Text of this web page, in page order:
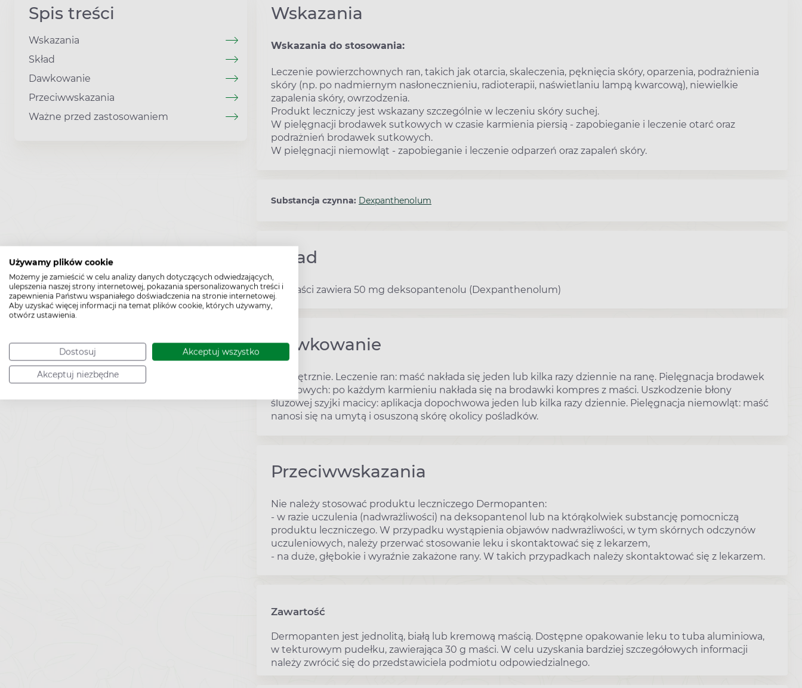
Używamy plików cookie
Możemy je zamieścić w celu analizy danych dotyczących odwiedzających,
ulepszenia naszej strony internetowej, pokazania spersonalizowanych treści i
zapewnienia Państwu wspaniałego doświadczenia na stronie internetowej.
Aby uzyskać więcej informacji na temat plików cookie, których używamy,
otwórz ustawienia.
Dostosuj Akceptuj wszystko
Akceptuj niezbędne
Spis treści
Wskazania
Skład
Dawkowanie
Przeciwwskazania
Ważne przed zastosowaniem
Wskazania
Wskazania do stosowania:
Leczenie powierzchownych ran, takich jak otarcia, skaleczenia, pęknięcia skóry, oparzenia, podrażnienia
skóry (np. po nadmiernym nasłonecznieniu, radioterapii, naświetlaniu lampą kwarcową), niewielkie
zapalenia skóry, owrzodzenia.
Produkt leczniczy jest wskazany szczególnie w leczeniu skóry suchej.
W pielęgnacji brodawek sutkowych w czasie karmienia piersią - zapobieganie i leczenie otarć oraz
podrażnień brodawek sutkowych.
W pielęgnacji niemowląt - zapobieganie i leczenie odparzeń oraz zapaleń skóry.
Substancja czynna: Dexpanthenolum
Skład
1 g maści zawiera 50 mg deksopantenolu (Dexpanthenolum)
Dawkowanie
Zewnętrznie. Leczenie ran: maść nakłada się jeden lub kilka razy dziennie na ranę. Pielęgnacja brodawek
piersiowych: po każdym karmieniu nakłada się na brodawki kompres z maści. Uszkodzenie błony
śluzowej szyjki macicy: aplikacja dopochwowa jeden lub kilka razy dziennie. Pielęgnacja niemowląt: maść
nanosi się na umytą i osuszoną skórę okolicy pośladków.
Przeciwwskazania
Nie należy stosować produktu leczniczego Dermopanten:
- w razie uczulenia (nadwrażliwości) na deksopantenol lub na którąkolwiek substancję pomocniczą
produktu leczniczego. W przypadku wystąpienia objawów nadwrażliwości, w tym skórnych odczynów
uczuleniowych, należy przerwać stosowanie leku i skontaktować się z lekarzem,
- na duże, głębokie i wyraźnie zakażone rany. W takich przypadkach należy skontaktować się z lekarzem.
Zawartość
Dermopanten jest jednolitą, białą lub kremową maścią. Dostępne opakowanie leku to tuba aluminiowa,
w tekturowym pudełku, zawierająca 30 g maści. W celu uzyskania bardziej szczegółowych informacji
należy zwrócić się do przedstawiciela podmiotu odpowiedzialnego.